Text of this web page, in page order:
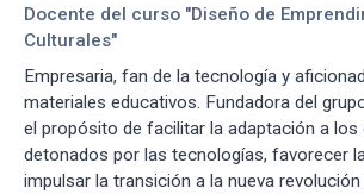
Docente del curso "Diseño de
Culturales"
Empresaria, fan de la tecnología y
materiales educativos. Fundadora del
el propósito de facilitar la adaptación a los
detonados por las tecnologías, favorecer
impulsar la transición a la nueva revolución